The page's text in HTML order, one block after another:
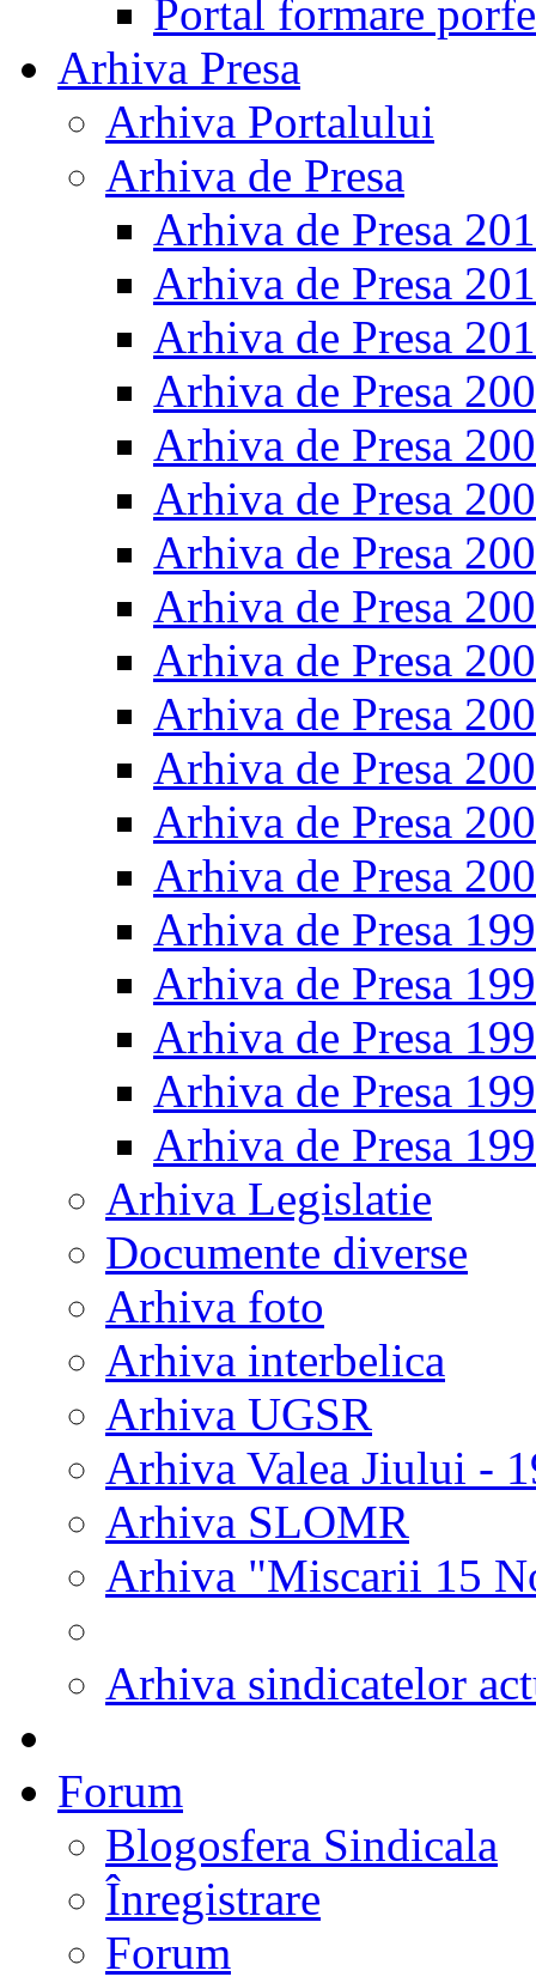
Portal formare
Arhiva Presa
Arhiva Portalului
Arhiva de Presa
Arhiva de Presa
Arhiva de Presa
Arhiva de Presa
Arhiva de Presa
Arhiva de Presa
Arhiva de Presa
Arhiva de Presa
Arhiva de Presa
Arhiva de Presa
Arhiva de Presa
Arhiva de Presa
Arhiva de Presa
Arhiva de Presa
Arhiva de Presa
Arhiva de Presa
Arhiva de Presa
Arhiva de Presa
Arhiva de Presa
Arhiva Legislatie
Documente diverse
Arhiva foto
Arhiva interbelica
Arhiva UGSR
Arhiva Valea Jiului -
Arhiva SLOMR
Arhiva "Miscarii 15
Arhiva sindicatelor
Forum
Blogosfera Sindicala
Înregistrare
Forum